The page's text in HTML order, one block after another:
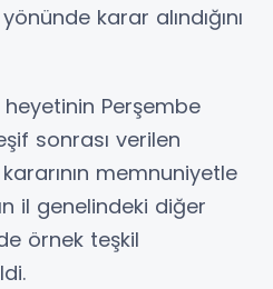
karar alındığını
heyetinin Perşembe
sonrası verilen
memnuniyetle
il genelindeki diğer
örnek teşkil